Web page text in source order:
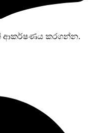
ආකර්ෂණය කරගන්න.